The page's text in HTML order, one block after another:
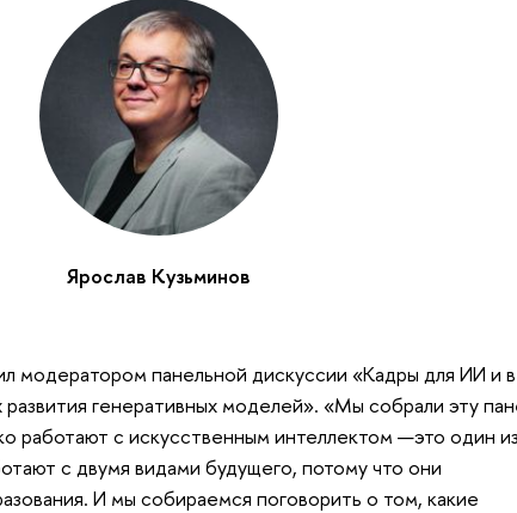
Ярослав Кузьминов
модератором панельной дискуссии «Кадры для ИИ и
развития генеративных моделей». «Мы собрали эту
работают с искусственным интеллектом —это один из
с двумя видами будущего, потому что они
И мы собираемся поговорить о том, какие